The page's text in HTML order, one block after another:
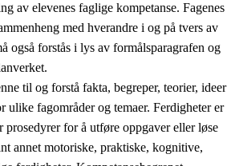
ferdigheter
av elevenes faglige kompetanse. Fagenes
med hverandre i og på tvers av
også forstås i lys av formålsparagrafen og
til og forstå fakta, begreper, teorier, ideer
ulike fagområder og temaer. Ferdigheter er
prosedyrer for å utføre oppgaver eller løse
annet motoriske, praktiske, kognitive,